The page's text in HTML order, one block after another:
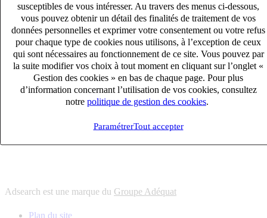
susceptibles de vous intéresser. Au travers des menus ci-dessous,
vous pouvez obtenir un détail des finalités de traitement de vos
données personnelles et exprimer votre consentement ou votre refus
pour chaque type de cookies nous utilisons, à l’exception de ceux
qui sont nécessaires au fonctionnement de ce site. Vous pouvez par
la suite modifier vos choix à tout moment en cliquant sur l’onglet «
Gestion des cookies » en bas de chaque page. Pour plus
d’information concernant l’utilisation de vos cookies, consultez
notre politique de gestion des cookies
ParamétrerTout accepter
connaître votre secteur et ses enjeux
12 bureaux en France
proximité avec nos clients et nos talents
6 solutions
s'adapter à vos besoin en recrutement
10 univers
connaître votre secteur et ses enjeux
proximité avec nos clients et nos talents
Adsearch est une marque du Groupe Adéquat
Plan du site